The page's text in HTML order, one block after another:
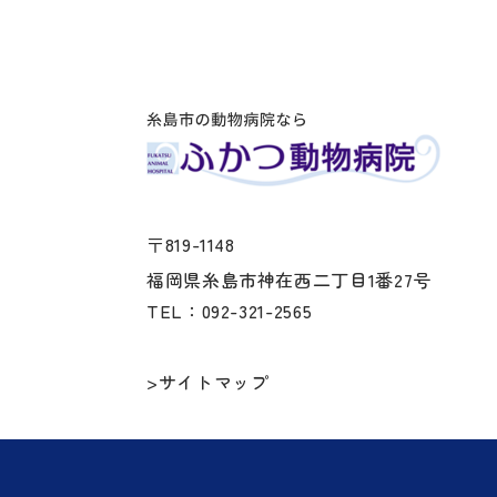
〒819-1148
福岡県糸島市神在西二丁目1番27号
TEL：092-321-2565
>サイトマップ